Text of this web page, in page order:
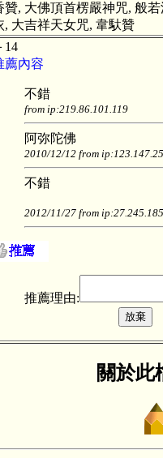
贊, 大佛頂首楞嚴神咒, 般
, 大吉祥天女咒, 韋馱贊
14
薦內容
不錯
from ip:219.86.101.119
阿弥陀佛
2010/12/12 from
不錯
2012/11/27 from
推薦理由:
關於此